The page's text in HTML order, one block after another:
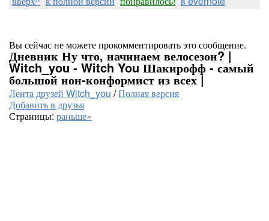
Вы сейчас не можете прокомментировать это сообщение.
Дневник Ну что, начинаем велосезон? |
Witch_you - Witch You Шакирофф - самый
большой нон-конформист из всех |
Лента друзей Witch_you /Полная версия
Добавить в друзья
Страницы: раньше»